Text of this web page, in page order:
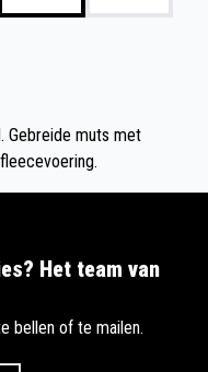
Gebreide muts met
Het team van
bellen of te mailen.